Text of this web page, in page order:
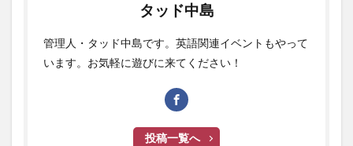
タッド中島
管理人・タッド中島です。英語関連イベントもやって
います。お気軽に遊びに来てください！
投稿一覧へ